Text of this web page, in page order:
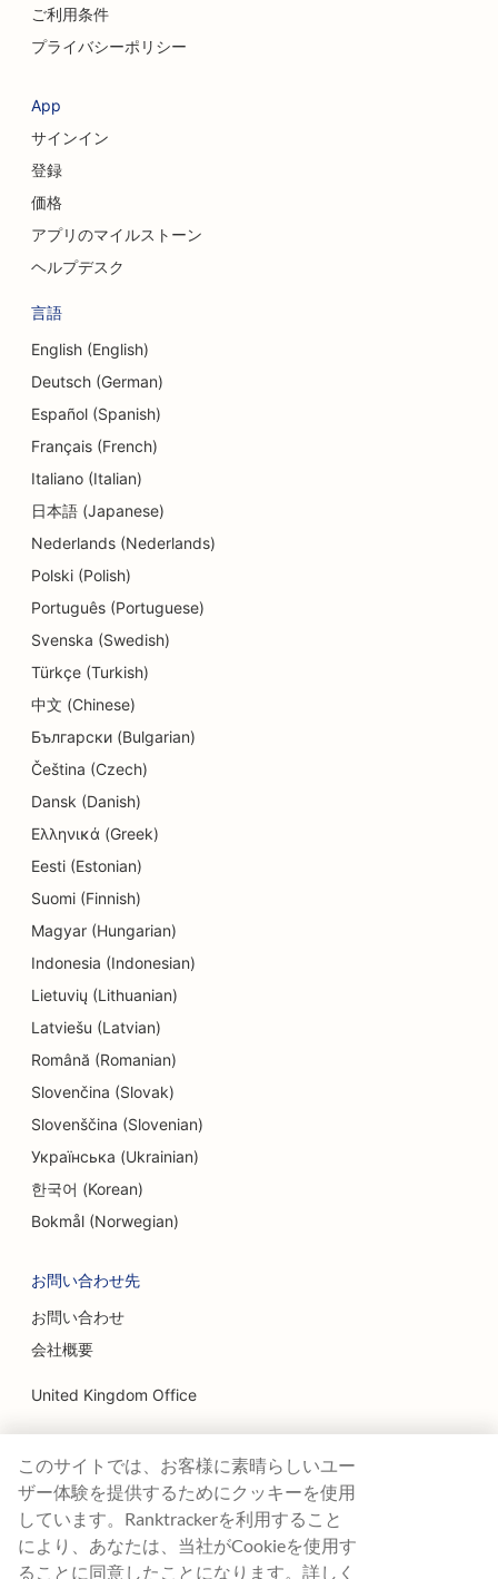
ご利用条件
プライバシーポリシー
App
サインイン
登録
価格
アプリのマイルストーン
ヘルプデスク
言語
English (English)
Deutsch (German)
Español (Spanish)
Français (French)
Italiano (Italian)
日本語 (Japanese)
Nederlands (Nederlands)
Polski (Polish)
Português (Portuguese)
Svenska (Swedish)
Türkçe (Turkish)
中文 (Chinese)
Български (Bulgarian)
Čeština (Czech)
Dansk (Danish)
Ελληνικά (Greek)
Eesti (Estonian)
Suomi (Finnish)
Magyar (Hungarian)
Indonesia (Indonesian)
Lietuvių (Lithuanian)
Latviešu (Latvian)
Română (Romanian)
Slovenčina (Slovak)
Slovenščina (Slovenian)
Українська (Ukrainian)
한국어 (Korean)
Bokmål (Norwegian)
お問い合わせ先
お問い合わせ
会社概要
United Kingdom Office
Ranktracker Ltd
144A Clerkenwell Rd
London, EC1R 5DF
Company No: 08820809
felix@ranktracker.com
このサイトでは、お客様に素晴らしいユー
ザー体験を提供するためにクッキーを使用
しています。Ranktrackerを利用すること
により、あなたは、当社がCookieを使用す
ることに同意したことになります。詳しく